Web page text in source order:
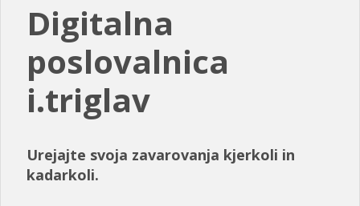
Digitalna
poslovalnica
i.triglav
Urejajte svoja zavarovanja kjerkoli in
kadarkoli.